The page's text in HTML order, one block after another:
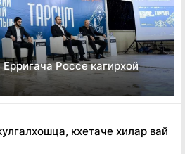
Россе кагирхой
кхетаче хилар вай